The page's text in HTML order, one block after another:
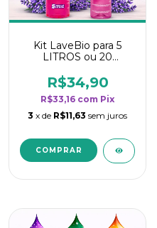
Kit LaveBio para 5
LITROS ou 20
rendimento da
categoria - Lavanda
R$34,90
R$33,16 com Pix
3 x de R$11,63 sem juros